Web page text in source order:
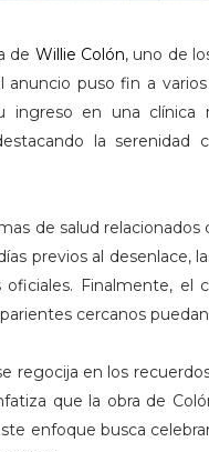
de Willie Colón, uno de
anuncio puso fin a
ingreso en una clínica
la
de salud
previos al desenlace,
Finalmente, el
cercanos
regocija en los
que la obra de
enfoque busca